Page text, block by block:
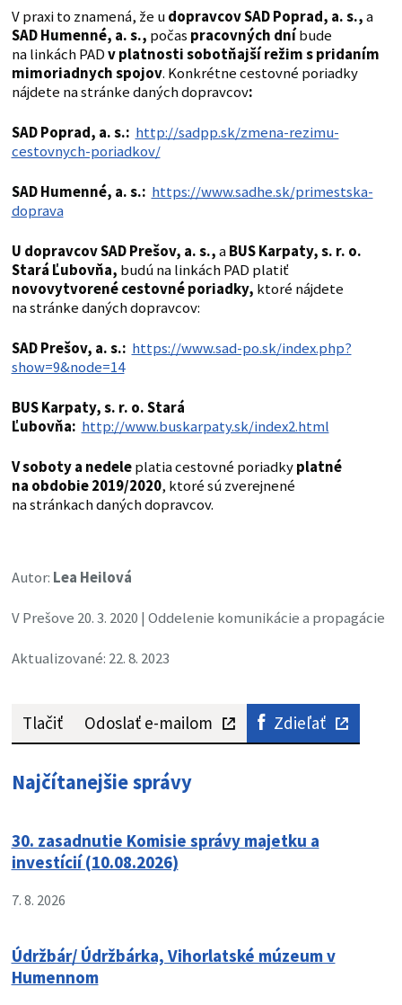
V praxi to znamená, že udopravcov SAD Poprad, a. s.,a
SAD Humenné, a. s., počas pracovných dníbude
na linkách PADv platnosti sobotňajší režim s pridaním
mimoriadnych spojov. Konkrétne cestovné poriadky
nájdete na stránke daných dopravcov:
SAD Poprad, a. s.: http://sadpp.sk/zmena-rezimu-
cestovnych-poriadkov/
SAD Humenné, a. s.: https://www.sadhe.sk/primestska-
doprava
U dopravcov SAD Prešov, a. s.,aBUS Karpaty, s. r. o.
Stará Ľubovňa, budú na linkách PAD platiť
novovytvorené cestovné poriadky, ktoré nájdete
na stránke daných dopravcov:
SAD Prešov, a. s.: https://www.sad-po.sk/index.php?
show=9&node=14
BUS Karpaty, s. r. o. Stará
Ľubovňa: http://www.buskarpaty.sk/index2.html
V soboty a nedeleplatia cestovné poriadkyplatné
na obdobie 2019/2020, ktoré sú zverejnené
na stránkach daných dopravcov.
Autor: Lea Heilová
V Prešove 20. 3. 2020 | Oddelenie komunikácie a propagácie
Aktualizované: 22. 8. 2023
Tlačiť Odoslať e-mailom Zdieľať
Najčítanejšie správy
30. zasadnutie Komisie správy majetku a
investícií (10.08.2026)
7. 8. 2026
Údržbár/ Údržbárka, Vihorlatské múzeum v
Humennom